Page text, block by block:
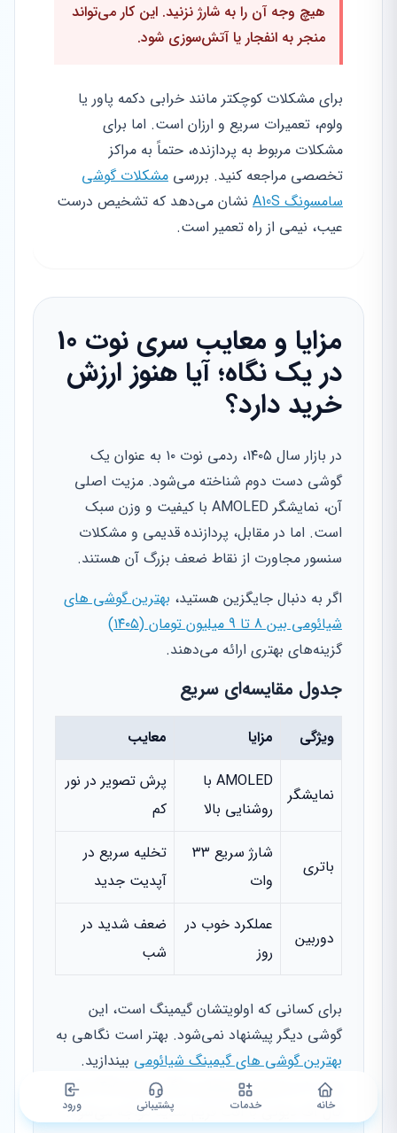
هیچ وجه آن را به شارژ نزنید. این کار می‌تواند
منجر به انفجار یا آتش‌سوزی شود.
برای مشکلات کوچکتر مانند خرابی دکمه پاور یا
ولوم، تعمیرات سریع و ارزان است. اما برای
مشکلات مربوط به پردازنده، حتماً به مراکز
تخصصی مراجعه کنید. بررسی مشکلات گوشی
سامسونگ A10S
نشان می‌دهد که تشخیص درست
عیب، نیمی از راه تعمیر است.
مزایا و معایب سری نوت 10
در یک نگاه؛ آیا هنوز ارزش
خرید دارد؟
در بازار سال ۱۴۰۵، ردمی نوت ۱۰ به عنوان یک
گوشی دست دوم شناخته می‌شود. مزیت اصلی
آن، نمایشگر AMOLED با کیفیت و وزن سبک
است. اما در مقابل، پردازنده قدیمی و مشکلات
سنسور مجاورت از نقاط ضعف بزرگ آن هستند.
اگر به دنبال جایگزین هستید، بهترین گوشی های
شیائومی بین 8 تا 9 میلیون تومان (۱۴۰۵)
گزینه‌های بهتری ارائه می‌دهند.
جدول مقایسه‌ای سریع
ویژگی مزایا معایب
نمایشگر
AMOLED با
روشنایی بالا
پرش تصویر در نور
کم
باتری
شارژ سریع ۳۳
وات
تخلیه سریع در
آپدیت جدید
دوربین
عملکرد خوب در
روز
ضعف شدید در
شب
برای کسانی که اولویتشان گیمینگ است، این
گوشی دیگر پیشنهاد نمی‌شود. بهتر است نگاهی به
بهترین گوشی های گیمینگ شیائومی بیندازید.
نوت ۱۰ در اجرای بازی‌های سنگین سال ۱۴۰۵ مانند
کال آف دیوتی با افت فریم شدید مواجه می‌شود.
خانه خدمات پشتیبانی ورود